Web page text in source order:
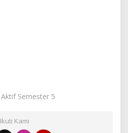
Semester 5
Ikuti Kami